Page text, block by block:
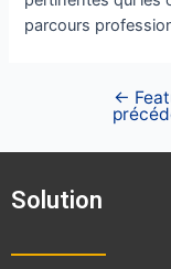
parcours
←
Solution